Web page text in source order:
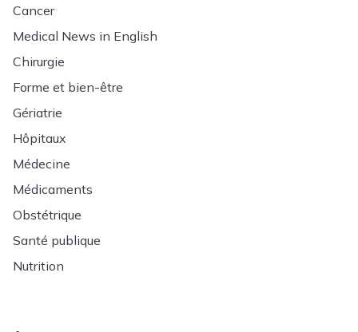
Cancer
Medical News in English
Chirurgie
Forme et bien-être
Gériatrie
Hôpitaux
Médecine
Médicaments
Obstétrique
Santé publique
Nutrition